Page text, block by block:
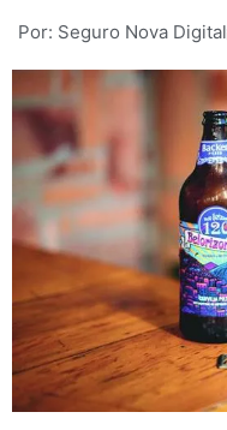
Por: Seguro Nova Digital